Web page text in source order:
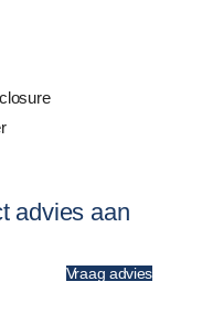
advies aan
Vraag advies